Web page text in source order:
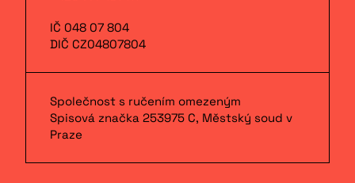
IČ 048 07 804
DIČ CZ04807804
Společnost s ručením omezeným
Spisová značka 253975 C, Městský soud v
Praze